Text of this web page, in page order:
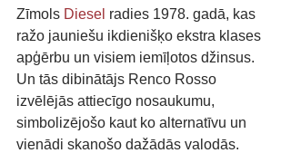
Zīmols Diesel radies 1978. gadā, kas
ražo jauniešu ikdienišķo ekstra klases
apģērbu un visiem iemīļotos džinsus.
Un tās dibinātājs Renco Rosso
izvēlējās attiecīgo nosaukumu,
simbolizējošo kaut ko alternatīvu un
vienādi skanošo dažādās valodās.